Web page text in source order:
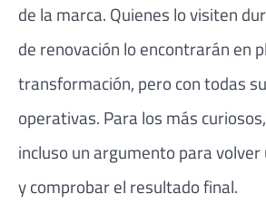
de la marca. Quienes lo visiten
de renovación lo encontrarán en
transformación, pero con todas
operativas. Para los más
incluso un argumento para volver
y comprobar el resultado final.